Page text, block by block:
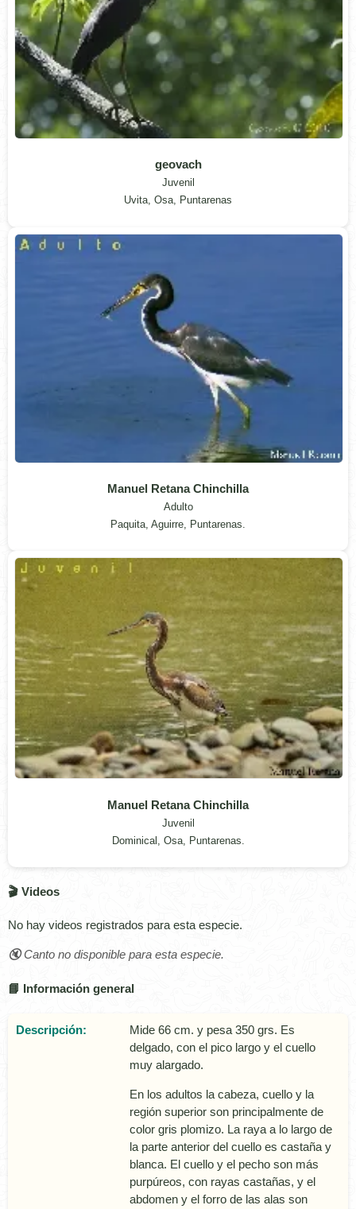
geovach
Juvenil
Uvita, Osa, Puntarenas
Manuel Retana Chinchilla
Adulto
Paquita, Aguirre, Puntarenas.
Manuel Retana Chinchilla
Juvenil
Dominical, Osa, Puntarenas.
🎬 Videos
No hay videos registrados para esta especie.
🔇 Canto no disponible para esta especie.
📘 Información general
Descripción:
Mide 66 cm. y pesa 350 grs. Es
delgado, con el pico largo y el cuello
muy alargado.
En los adultos la cabeza, cuello y la
región superior son principalmente de
color gris plomizo. La raya a lo largo de
la parte anterior del cuello es castaña y
blanca. El cuello y el pecho son más
purpúreos, con rayas castañas, y el
abdomen y el forro de las alas son